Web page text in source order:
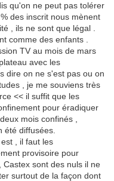
qu'on ne peut pas tolérer
des inscrit nous mènent
, ils ne sont que légal .
comme des enfants .
TV au mois de mars
avec les
dire on ne s'est pas ou on
, je me souviens très
<< il suffit que les
pour éradiquer
mois confinés ,
été diffusées.
, il faut les
provisoire pour
sont des nuls il ne
surtout de la façon dont